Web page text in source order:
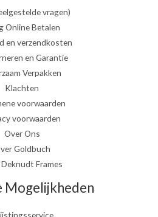
vragen)
Online Betalen
en verzendkosten
en Garantie
Verpakken
Klachten
voorwaarden
voorwaarden
Over Ons
Goldbuch
Frames
Mogelijkheden